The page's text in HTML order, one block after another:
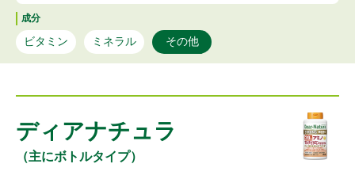
成分
ビタミン ミネラル その他
ディアナチュラ
（主にボトルタイプ）